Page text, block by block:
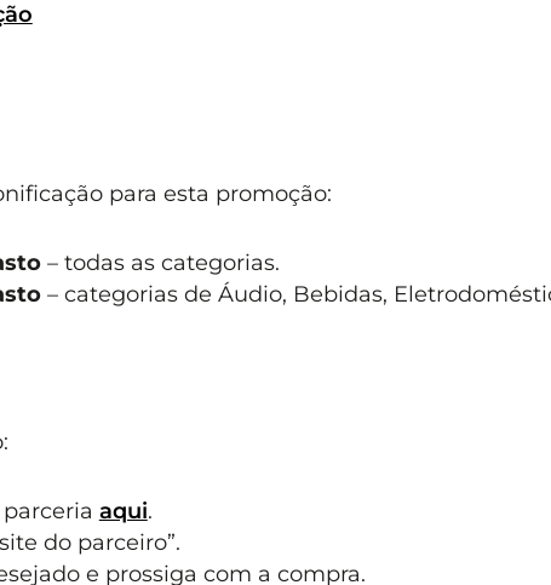
para esta promoção:
– todas as categorias.
– categorias de Áudio, Bebidas,
aqui.
do parceiro”.
e prossiga com a compra.